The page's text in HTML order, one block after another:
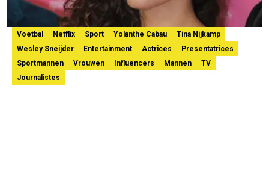
Voetbal Netflix Sport Yolanthe Cabau
Tina Nijkamp
Wesley Sneijder
Entertainment Actrices
Presentatrices
Sportmannen
Vrouwen Influencers Mannen
TV
Journalistes